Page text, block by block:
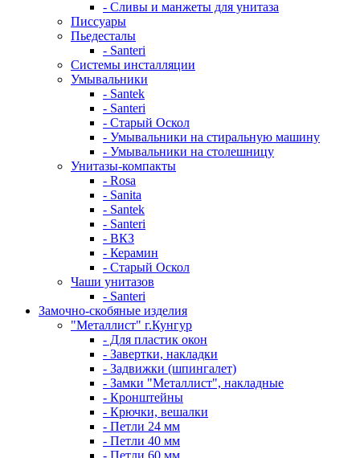
- Сливы и манжеты для унитаза
Писсуары
Пьедесталы
- Santeri
Системы инсталляции
Умывальники
- Santek
- Santeri
- Старый Оскол
- Умывальники на стиральную машину
- Умывальники на столешницу
Унитазы-компакты
- Rosa
- Sanita
- Santek
- Santeri
- ВКЗ
- Керамин
- Старый Оскол
Чаши унитазов
- Santeri
Замочно-скобяные изделия
"Металлист" г.Кунгур
- Для пластик окон
- Завертки, накладки
- Задвижки (шпингалет)
- Замки "Металлист", накладные
- Кронштейны
- Крючки, вешалки
- Петли 24 мм
- Петли 40 мм
- Петли 60 мм